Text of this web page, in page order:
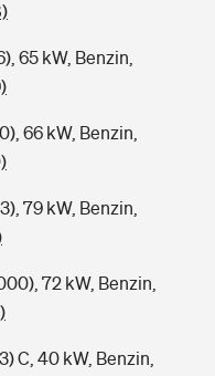
65 kW, Benzin,
66 kW, Benzin,
79 kW, Benzin,
72 kW, Benzin,
C, 40 kW, Benzin,